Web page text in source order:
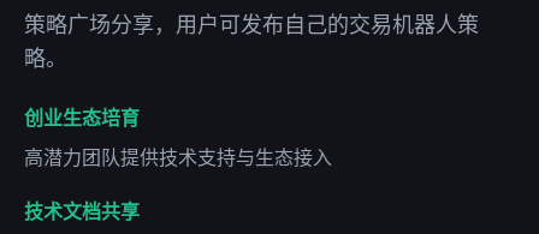
策略广场分享，用户可发布自己的交易机器人策
略。
创业生态培育
高潜力团队提供技术支持与生态接入
技术文档共享